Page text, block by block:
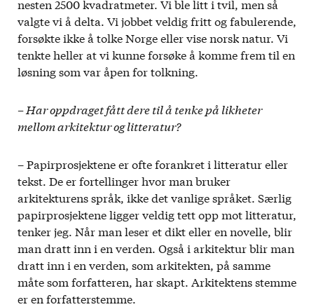
nesten 2500 kvadratmeter. Vi ble litt i tvil, men så
valgte vi å delta. Vi jobbet veldig fritt og fabulerende,
forsøkte ikke å tolke Norge eller vise norsk natur. Vi
tenkte heller at vi kunne forsøke å komme frem til en
løsning som var åpen for tolkning.
– Har oppdraget fått dere til å tenke på likheter
mellom arkitektur og litteratur?
– Papirprosjektene er ofte forankret i litteratur eller
tekst. De er fortellinger hvor man bruker
arkitekturens språk, ikke det vanlige språket. Særlig
papirprosjektene ligger veldig tett opp mot litteratur,
tenker jeg. Når man leser et dikt eller en novelle, blir
man dratt inn i en verden. Også i arkitektur blir man
dratt inn i en verden, som arkitekten, på samme
måte som forfatteren, har skapt. Arkitektens stemme
er en forfatterstemme.